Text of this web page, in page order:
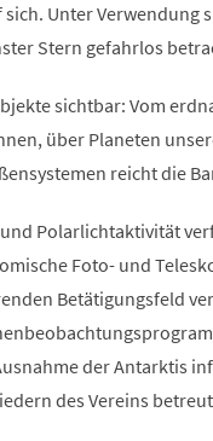
Unter Verwendung
Stern gefahrlos
sichtbar: Vom
über Planeten
reicht die
Polarlichtaktivität
Foto- und
Betätigungsfeld
der Antarktis
des Vereins